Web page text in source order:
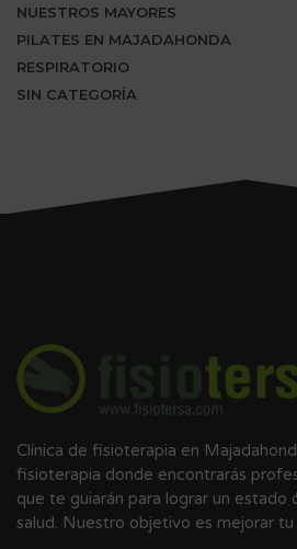
NUESTROS MAYORES
PILATES EN MAJADAHONDA
RESPIRATORIO
SIN CATEGORÍA
Clínica de fisioterapia en
fisioterapia donde encontrarás
que te guiarán para lograr un
salud. Nuestro objetivo es mejorar tu